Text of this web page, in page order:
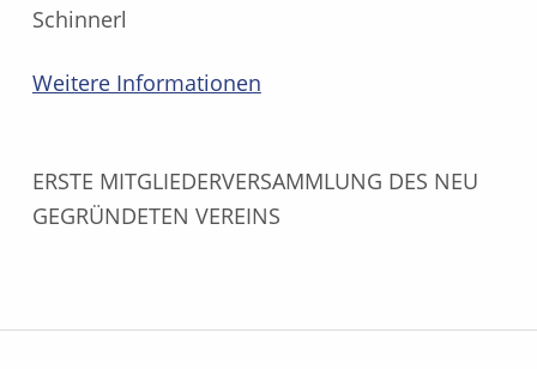
Schinnerl
Weitere Informationen
ERSTE MITGLIEDERVERSAMMLUNG DES NEU
GEGRÜNDETEN VEREINS
Beitragsnavigation